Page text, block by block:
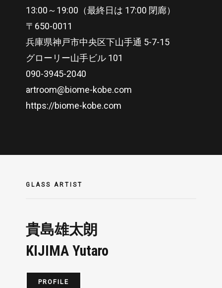
13:00～19:00（最終日は 17:00 閉廊）
〒650-0011
兵庫県神戸市中央区下山手通 5-7-15
グローリー山手ビル 101
090-3945-2040
artroom@biome-kobe.com
https://biome-kobe.com
GLASS ARTIST
貴島雄太朗
KIJIMA Yutaro
PROFILE